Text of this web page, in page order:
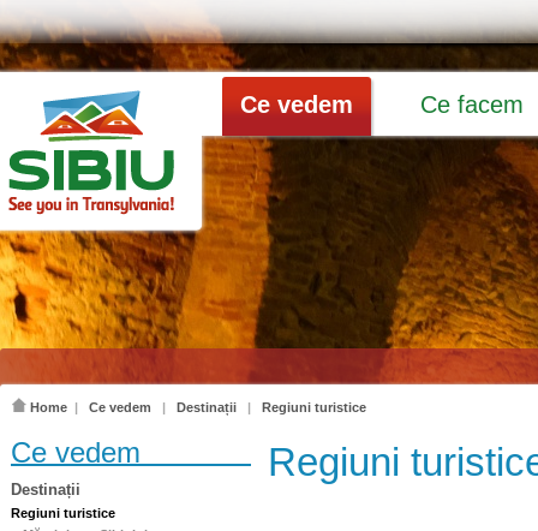
Ce vedem Ce facem
Home | Ce vedem | Destinații | Regiuni turistice
Ce vedem
Destinații
Regiuni turistice
Regiuni